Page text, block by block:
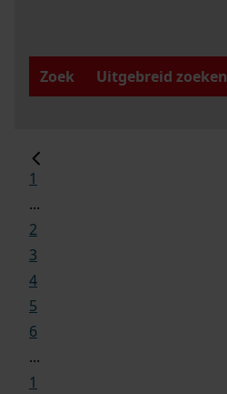
Zoek
Uitgebreid zoeken
1
...
2
3
4
5
6
...
1